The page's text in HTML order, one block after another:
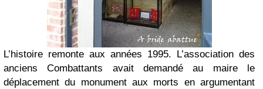
L’histoire remonte aux années 1995. L’association des
anciens Combattants avait demandé au maire le
déplacement du monument aux morts en argumentant